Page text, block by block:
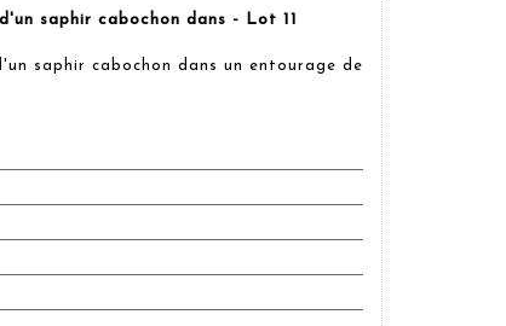
saphir cabochon dans - Lot 11
saphir cabochon dans un entourage de